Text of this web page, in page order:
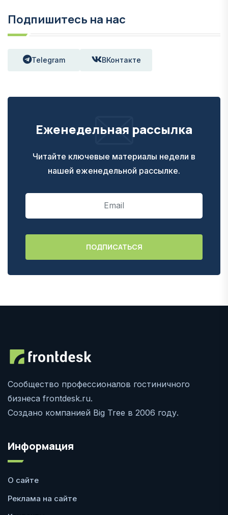
Подпишитесь на нас
Telegram ВКонтакте
Еженедельная рассылка
Читайте ключевые материалы недели в
нашей еженедельной рассылке.
Сообщество профессионалов гостиничного
бизнеса frontdesk.ru.
Создано компанией Big Tree в 2006 году.
Информация
О сайте
Реклама на сайте